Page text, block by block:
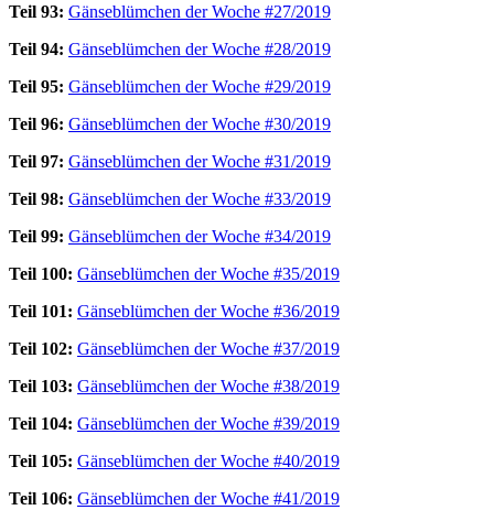
Teil 93: Gänseblümchen der Woche #27/2019
Teil 94: Gänseblümchen der Woche #28/2019
Teil 95: Gänseblümchen der Woche #29/2019
Teil 96: Gänseblümchen der Woche #30/2019
Teil 97: Gänseblümchen der Woche #31/2019
Teil 98: Gänseblümchen der Woche #33/2019
Teil 99: Gänseblümchen der Woche #34/2019
Teil 100: Gänseblümchen der Woche #35/2019
Teil 101: Gänseblümchen der Woche #36/2019
Teil 102: Gänseblümchen der Woche #37/2019
Teil 103: Gänseblümchen der Woche #38/2019
Teil 104: Gänseblümchen der Woche #39/2019
Teil 105: Gänseblümchen der Woche #40/2019
Teil 106: Gänseblümchen der Woche #41/2019